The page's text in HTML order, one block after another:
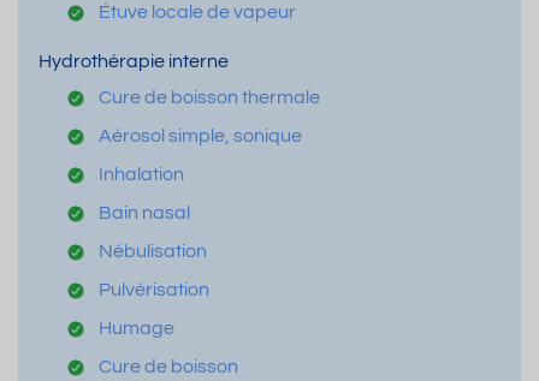
Étuve locale de vapeur
Hydrothérapie interne
Cure de boisson thermale
Aérosol simple, sonique
Inhalation
Bain nasal
Nébulisation
Pulvérisation
Humage
Cure de boisson